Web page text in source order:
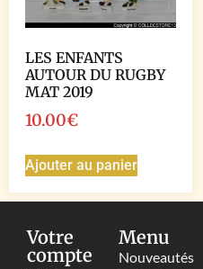
LES ENFANTS
AUTOUR DU RUGBY
MAT 2019
10.00€
Ajouter au panier
Votre
compte
Menu
Nouveautés